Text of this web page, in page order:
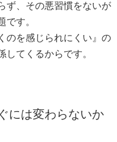
ず、その悪習慣をないが
です。
のを感じられにくい』の
てくるからです。
には変わらないか